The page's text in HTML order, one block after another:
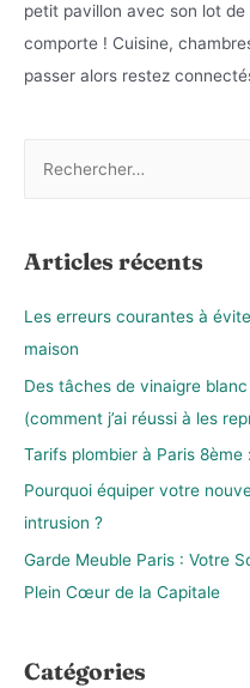
petit pavillon avec son lot
comporte ! Cuisine,
passer alors restez
h
r
c
h
e
r
Articles récents
Les erreurs courantes à
maison
Des tâches de vinaigre
(comment j’ai réussi à les
Tarifs plombier à Paris
Pourquoi équiper votre
intrusion ?
Garde Meuble Paris : Votre
Plein Cœur de la Capitale
Catégories